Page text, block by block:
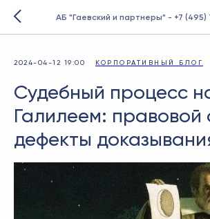
АБ "Гаевский и партнеры" - +7
2024-04-12 19:00 КОРПОРАТИВНЫЙ БЛОГ
Судебный процесс
Галилеем: правовой
дефекты